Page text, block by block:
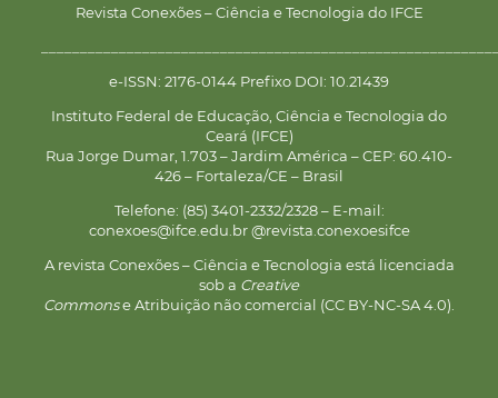
Revista Conexões – Ciência e Tecnologia do IFCE
e-ISSN: 2176-0144 Prefixo DOI: 10.21439
Instituto Federal de Educação, Ciência e Tecnologia do
Ceará (IFCE)
Rua Jorge Dumar, 1.703 – Jardim América – CEP: 60.410-
426 – Fortaleza/CE – Brasil
Telefone: (85) 3401-2332/2328 – E-mail:
conexoes@ifce.edu.br @revista.conexoesifce
A revista Conexões – Ciência e Tecnologia está licenciada
sob a Creative
Commonse Atribuição não comercial (CC BY-NC-SA 4.0).